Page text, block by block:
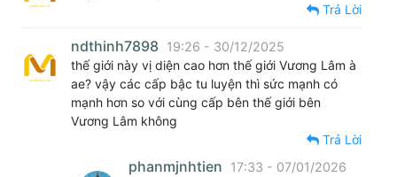
Trả Lời
ndthinh7898
19:26 - 30/12/2025
thế giới này vị diện cao hơn thế giới Vương Lâm à
ae? vậy các cấp bậc tu luyện thì sức mạnh có
mạnh hơn so với cùng cấp bên thế giới bên
Vương Lâm không
Trả Lời
phanmjnhtien
17:33 - 07/01/2026